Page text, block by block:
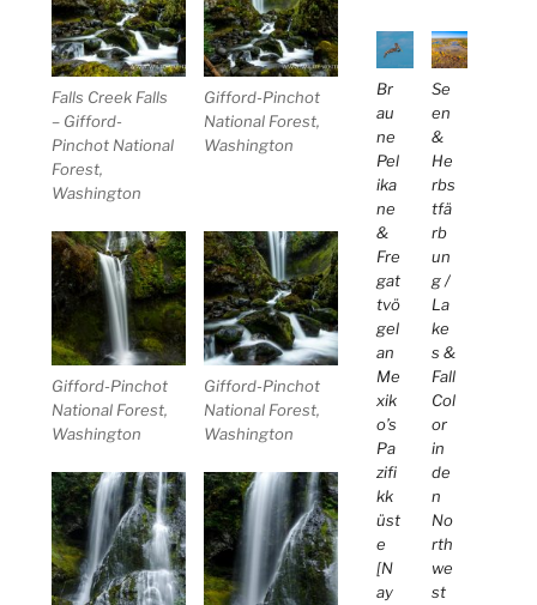
Falls Creek Falls
– Gifford-
Pinchot National
Forest,
Washington
Gifford-Pinchot
National Forest,
Washington
Gifford-Pinchot
National Forest,
Washington
Gifford-Pinchot
National Forest,
Washington
Br
au
ne
Pel
ika
ne
&
Fre
gat
tvö
gel
an
Me
xik
o’s
Pa
zifi
kk
üst
e
[N
ay
Se
en
&
He
rbs
tfä
rb
un
g /
La
ke
s &
Fall
Col
or
in
de
n
No
rth
we
st